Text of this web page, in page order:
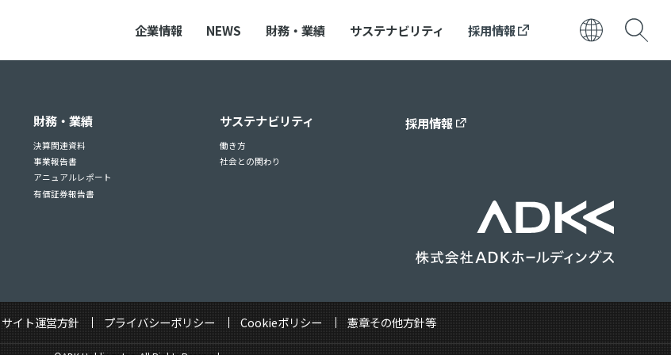
企業情報 NEWS 財務・業績 サステナビリティ 採用情報
財務・業績
決算関連資料
事業報告書
アニュアルレポート
有価証券報告書
サステナビリティ
働き方
社会との関わり
採用情報
サイト運営方針 プライバシーポリシー Cookieポリシー 憲章その他方針等